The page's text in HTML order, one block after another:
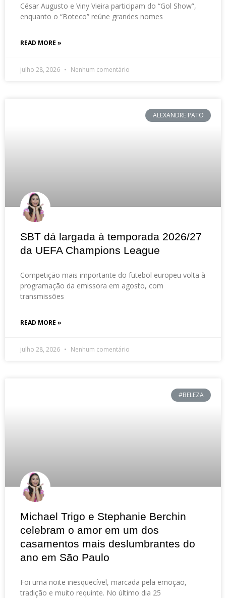
César Augusto e Viny Vieira participam do “Gol Show”,
enquanto o “Boteco” reúne grandes nomes
READ MORE »
julho 28, 2026 Nenhum comentário
ALEXANDRE PATO
SBT dá largada à temporada 2026/27
da UEFA Champions League
Competição mais importante do futebol europeu volta à
programação da emissora em agosto, com
transmissões
READ MORE »
julho 28, 2026 Nenhum comentário
#BELEZA
Michael Trigo e Stephanie Berchin
celebram o amor em um dos
casamentos mais deslumbrantes do
ano em São Paulo
Foi uma noite inesquecível, marcada pela emoção,
tradição e muito requinte. No último dia 25